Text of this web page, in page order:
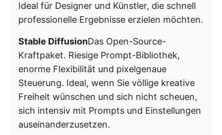
Ideal für Designer und Künstler, die schnell
professionelle Ergebnisse erzielen möchten.
Stable DiffusionDas Open-Source-
Kraftpaket. Riesige Prompt-Bibliothek,
enorme Flexibilität und pixelgenaue
Steuerung. Ideal, wenn Sie völlige kreative
Freiheit wünschen und sich nicht scheuen,
sich intensiv mit Prompts und Einstellungen
auseinanderzusetzen.